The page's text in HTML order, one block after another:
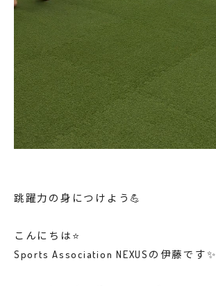
跳躍力の身につけよう💪
こんにちは⭐️
Sports Association NEXUSの伊藤です✨